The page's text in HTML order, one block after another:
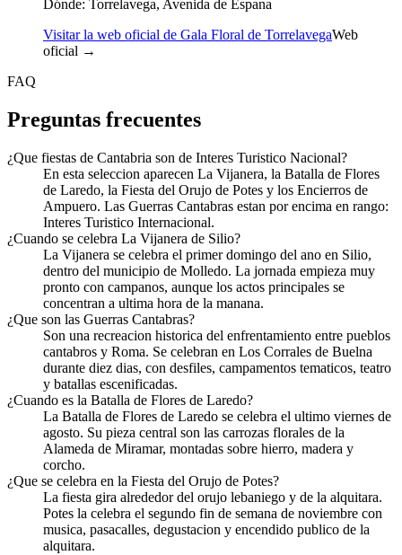
Dónde: Torrelavega, Avenida de Espana
Visitar la web oficial de Gala Floral de TorrelavegaWeb
oficial →
FAQ
Preguntas frecuentes
¿Que fiestas de Cantabria son de Interes Turistico Nacional?
En esta seleccion aparecen La Vijanera, la Batalla de Flores
de Laredo, la Fiesta del Orujo de Potes y los Encierros de
Ampuero. Las Guerras Cantabras estan por encima en rango:
Interes Turistico Internacional.
¿Cuando se celebra La Vijanera de Silio?
La Vijanera se celebra el primer domingo del ano en Silio,
dentro del municipio de Molledo. La jornada empieza muy
pronto con campanos, aunque los actos principales se
concentran a ultima hora de la manana.
¿Que son las Guerras Cantabras?
Son una recreacion historica del enfrentamiento entre pueblos
cantabros y Roma. Se celebran en Los Corrales de Buelna
durante diez dias, con desfiles, campamentos tematicos, teatro
y batallas escenificadas.
¿Cuando es la Batalla de Flores de Laredo?
La Batalla de Flores de Laredo se celebra el ultimo viernes de
agosto. Su pieza central son las carrozas florales de la
Alameda de Miramar, montadas sobre hierro, madera y
corcho.
¿Que se celebra en la Fiesta del Orujo de Potes?
La fiesta gira alrededor del orujo lebaniego y de la alquitara.
Potes la celebra el segundo fin de semana de noviembre con
musica, pasacalles, degustacion y encendido publico de la
alquitara.